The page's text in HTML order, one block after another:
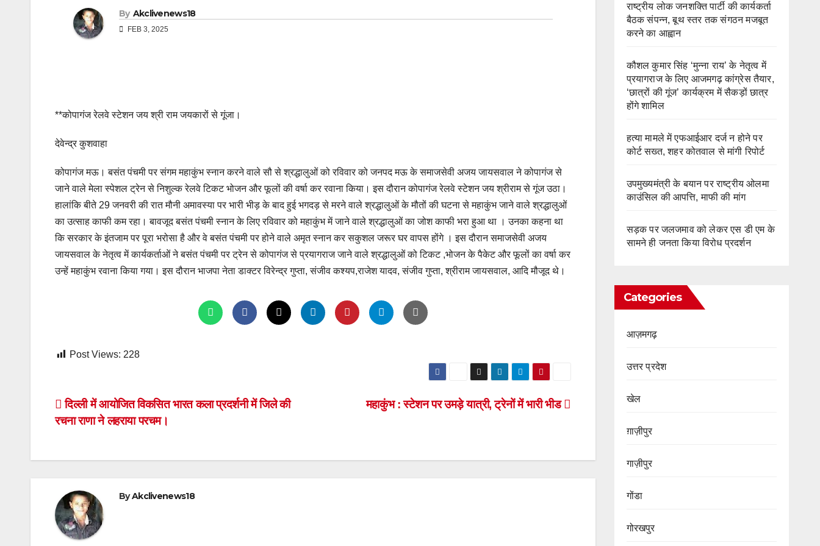
By Akclivenews18
FEB 3, 2025
**कोपागंज रेलवे स्टेशन जय श्री राम जयकारों से गूंजा।
देवेन्द्र कुशवाहा
कोपागंज मऊ। बसंत पंचमी पर संगम महाकुंभ स्नान करने वाले सौ से श्रद्धालुओं को रविवार को जनपद मऊ के समाजसेवी अजय जायसवाल ने कोपागंज से
जाने वाले मेला स्पेशल ट्रेन से निशुल्क रेलवे टिकट भोजन और फूलों की वर्षा कर रवाना किया। इस दौरान कोपागंज रेलवे स्टेशन जय श्रीराम से गूंज उठा।
हालांकि बीते 29 जनवरी की रात मौनी अमावस्या पर भारी भीड़ के बाद हुई भगदड़ से मरने वाले श्रद्धालुओं के मौतों की घटना से महाकुंभ जाने वाले श्रद्धालुओं
का उत्साह काफी कम रहा। बावजूद बसंत पंचमी स्नान के लिए रविवार को महाकुंभ में जाने वाले श्रद्धालुओं का जोश काफी भरा हुआ था । उनका कहना था
कि सरकार के इंतजाम पर पूरा भरोसा है और वे बसंत पंचमी पर होने वाले अमृत स्नान कर सकुशल जरूर घर वापस होंगे ‌। इस दौरान समाजसेवी अजय
जायसवाल के नेतृत्व में कार्यकर्ताओं ने बसंत पंचमी पर ट्रेन से कोपागंज से प्रयागराज जाने वाले श्रद्धालुओं को टिकट ,भोजन के पैकेट और फूलों का वर्षा कर
उन्हें महाकुंभ रवाना किया गया। इस दौरान भाजपा नेता डाक्टर विरेन्द्र गुप्ता, संजीव कश्यप,राजेश यादव, संजीव गुप्ता, श्रीराम जायसवाल, आदि मौजूद थे।
Post Views: 228
Post
navigation
महाकुंभ : स्टेशन पर उमड़े यात्री, ट्रेनों में भारी भीड
दिल्ली में आयोजित विकसित भारत कला प्रदर्शनी में जिले की
रचना राणा ने लहराया परचम।
ByAkclivenews18
राष्ट्रीय लोक जनशक्ति पार्टी की कार्यकर्ता
बैठक संपन्न, बूथ स्तर तक संगठन मजबूत
करने का आह्वान
कौशल कुमार सिंह ‘मुन्ना राय’ के नेतृत्व में
प्रयागराज के लिए आजमगढ़ कांग्रेस तैयार,
‘छात्रों की गूंज’ कार्यक्रम में सैकड़ों छात्र
होंगे शामिल
हत्या मामले में एफआईआर दर्ज न होने पर
कोर्ट सख्त, शहर कोतवाल से मांगी रिपोर्ट
उपमुख्यमंत्री के बयान पर राष्ट्रीय ओलमा
काउंसिल की आपत्ति, माफी की मांग
सड़क पर जलजमाव को लेकर एस डी एम के
सामने ही जनता किया विरोध प्रदर्शन
Categories
आज़मगढ़
उत्तर प्रदेश
खेल
ग़ाज़ीपुर
गाज़ीपुर
गोंडा
गोरखपुर